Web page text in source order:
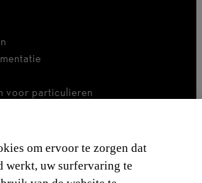
voor particulieren
om ervoor te zorgen dat
werkt, uw surfervaring te